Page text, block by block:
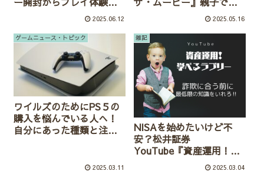
で本音レビューします🎮
2025.06.12
しい映画でした！🎬2025.05.16
ゲームニュース・トピック
ワイルズのためにPS５の
購入を悩んでいる人へ！
自分にあった種類と注意
2025.03.11
雑記
NISAを始めたいけど不
安？松井証券
YouTube『資産運用！学
べるラブリー』で投資知
識を身につけよう！
2025.03.04